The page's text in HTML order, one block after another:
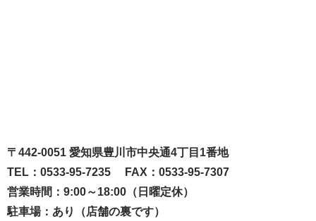
〒442-0051 愛知県豊川市中央通4丁目1番地
TEL：0533-95-7235 FAX：0533-95-7307
営業時間：9:00～18:00（日曜定休）
駐車場：あり（店舗の裏です）